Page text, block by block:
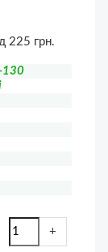
225 грн.
130
+